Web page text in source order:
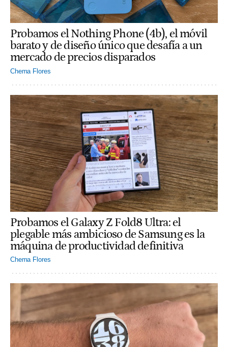
Probamos el Nothing Phone (4b), el móvil
barato y de diseño único que desafía a un
mercado de precios disparados
Chema Flores
Probamos el Galaxy Z Fold8 Ultra: el
plegable más ambicioso de Samsung es la
máquina de productividad definitiva
Chema Flores